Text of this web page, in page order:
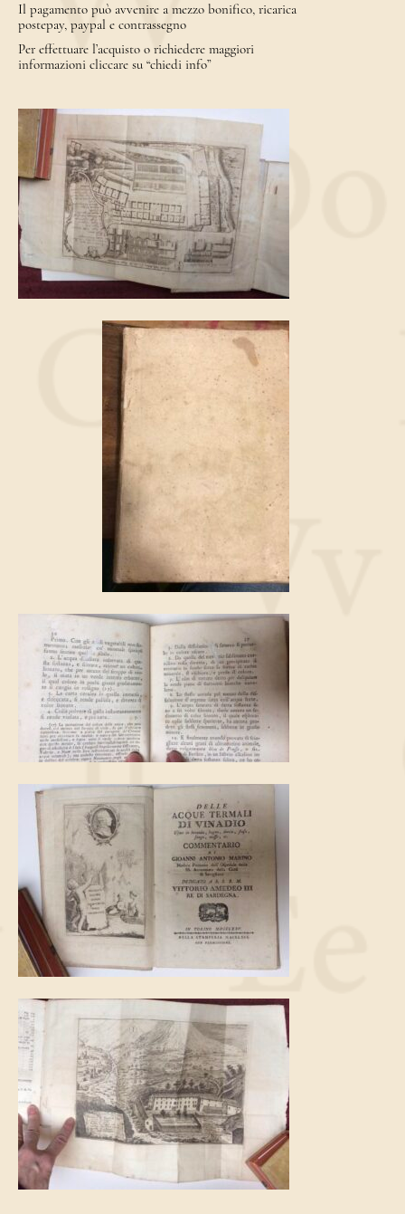
Il pagamento può avvenire a mezzo bonifico, ricarica
postepay, paypal e contrassegno
Per effettuare l’acquisto o richiedere maggiori
informazioni cliccare su “chiedi info”